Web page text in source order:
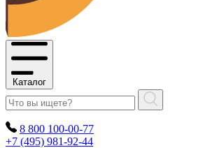
Каталог
8 800 100-00-77
+7 (495) 981-92-44